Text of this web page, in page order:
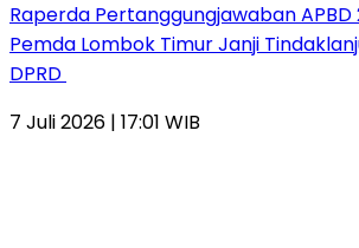
Raperda Pertanggungjawaban
Pemda Lombok Timur Janji
DPRD
7 Juli 2026 | 17:01 WIB